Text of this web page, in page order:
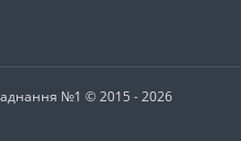
№1 © 2015 - 2026